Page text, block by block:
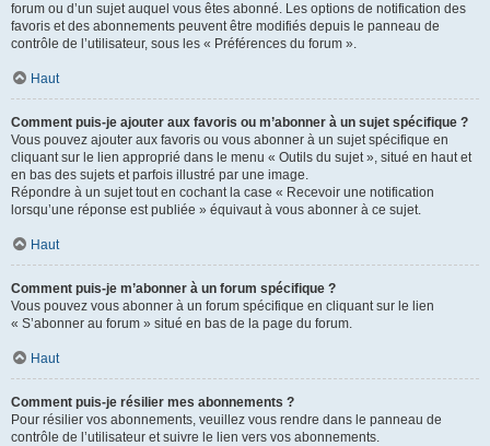
forum ou d’un sujet auquel vous êtes abonné. Les options de notification des
favoris et des abonnements peuvent être modifiés depuis le panneau de
contrôle de l’utilisateur, sous les « Préférences du forum ».
Haut
Comment puis-je ajouter aux favoris ou m’abonner à un sujet spécifique ?
Vous pouvez ajouter aux favoris ou vous abonner à un sujet spécifique en
cliquant sur le lien approprié dans le menu « Outils du sujet », situé en haut et
en bas des sujets et parfois illustré par une image.
Répondre à un sujet tout en cochant la case « Recevoir une notification
lorsqu’une réponse est publiée » équivaut à vous abonner à ce sujet.
Haut
Comment puis-je m’abonner à un forum spécifique ?
Vous pouvez vous abonner à un forum spécifique en cliquant sur le lien
« S’abonner au forum » situé en bas de la page du forum.
Haut
Comment puis-je résilier mes abonnements ?
Pour résilier vos abonnements, veuillez vous rendre dans le panneau de
contrôle de l’utilisateur et suivre le lien vers vos abonnements.